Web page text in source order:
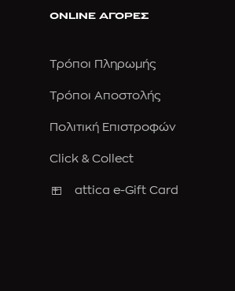
ONLINE ΑΓΟΡΕΣ
Τρόποι Πληρωμής
Τρόποι Αποστολής
Πολιτική Επιστροφών
Click & Collect
attica e-Gift Card